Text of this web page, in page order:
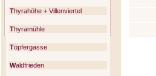
Thyrahöhe + Villenviertel
Thyramühle
Töpfergasse
Waldfrieden